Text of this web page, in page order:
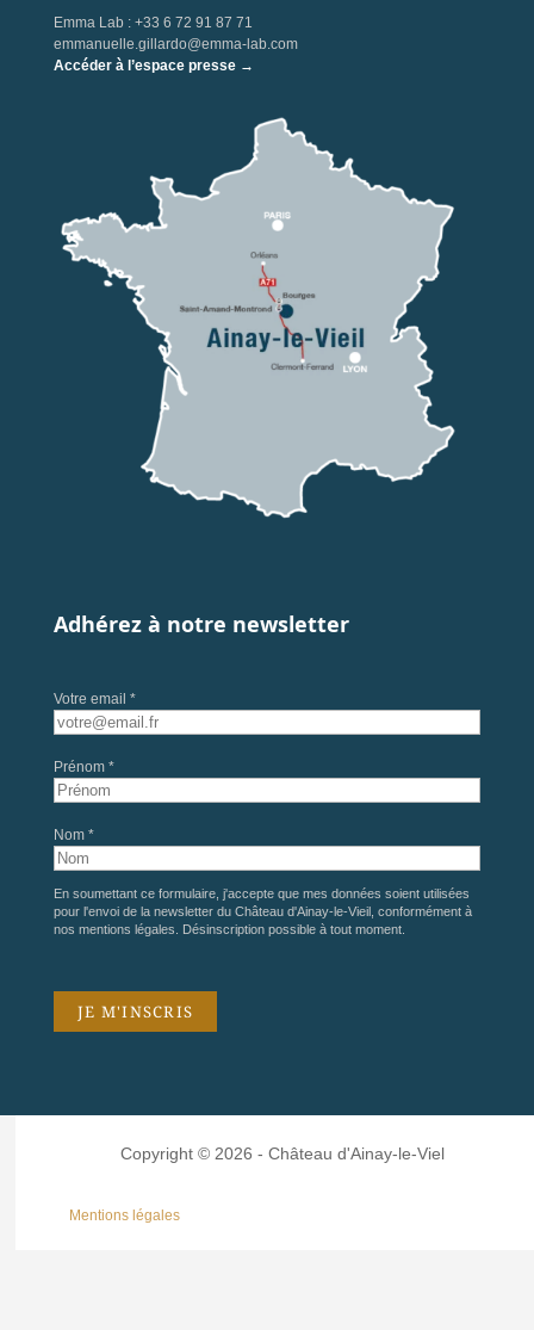
Emma Lab : +33 6 72 91 87 71
emmanuelle.gillardo@emma-lab.com
Accéder à l’espace presse →
Adhérez à notre newsletter
Votre email *
Prénom *
Nom *
En soumettant ce formulaire, j'accepte que mes données soient utilisées
pour l'envoi de la newsletter du Château d'Ainay-le-Vieil, conformément à
nos mentions légales . Désinscription possible à tout moment.
Copyright © 2026 - Château d'Ainay-le-Viel
Mentions légales